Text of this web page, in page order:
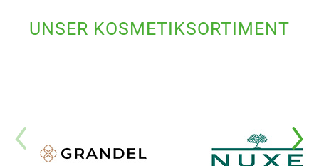
UNSER KOSMETIKSORTIMENT